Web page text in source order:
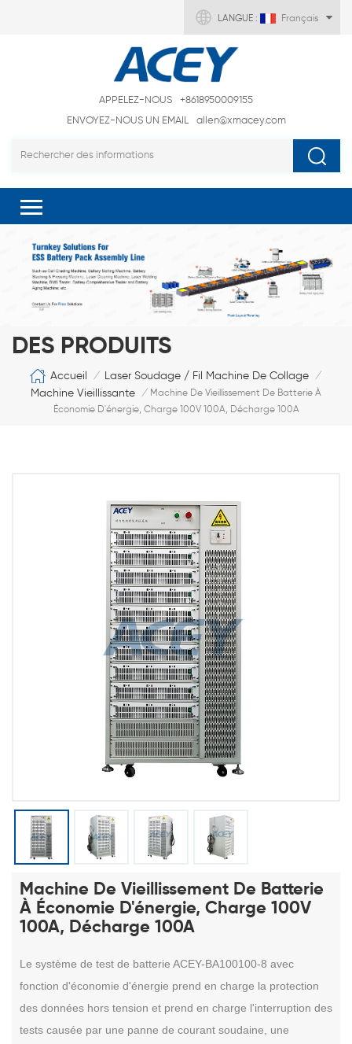
LANGUE : Français
APPELEZ-NOUS
+8618950009155
ENVOYEZ-NOUS UN EMAIL
allen@xmacey.com
DES PRODUITS
Accueil / Laser Soudage / Fil Machine De Collage /
Machine Vieillissante / Machine De Vieillissement De Batterie À
Économie D'énergie, Charge 100V 100A, Décharge 100A
Machine De Vieillissement De Batterie
À Économie D'énergie, Charge 100V
100A, Décharge 100A
Le système de test de batterie ACEY-BA100100-8 avec
fonction d'économie d'énergie prend en charge la protection
des données hors tension et prend en charge l'interruption des
tests causée par une panne de courant soudaine, une